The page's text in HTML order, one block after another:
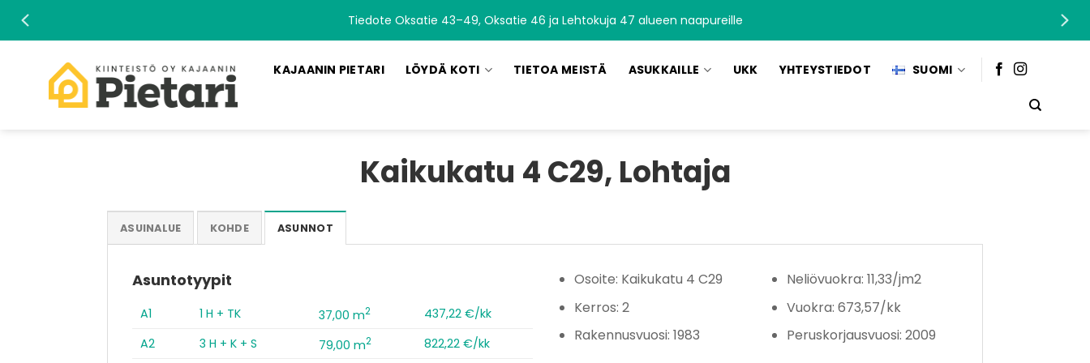
Tiedote Oksatie 43–49, Oksatie 46 ja Lehtokuja 47 alueen naapureille
KAJAANIN PIETARI LÖYDÄ KOTI TIETOA MEISTÄ ASUKKAILLE UKK YHTEYSTIEDOT SUOMI
Kaikukatu 4 C29, Lohtaja
ASUINALUE KOHDE ASUNNOT
Asuntotyypit
A1 1 H + TK 37,00 m2
437,22 €/kk
A2
3 H + K + S 79,00 m2 822,22 €/kk
Osoite: Kaikukatu 4 C29
Kerros: 2
Rakennusvuosi: 1983
Neliövuokra: 11,33/jm2
Vuokra: 673,57/kk
Peruskorjausvuosi: 2009